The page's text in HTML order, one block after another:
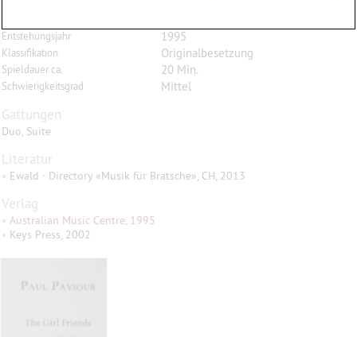
Entstehungsjahr 1995
Klassifikation Originalbesetzung
Spieldauer ca. 20 Min.
Schwierigkeitsgrad Mittel
Gattungen
Duo, Suite
Literatur
• Ewald · Directory «Musik für Bratsche», CH, 2013
Verlag
• Australian Music Centre, 1995
• Keys Press, 2002